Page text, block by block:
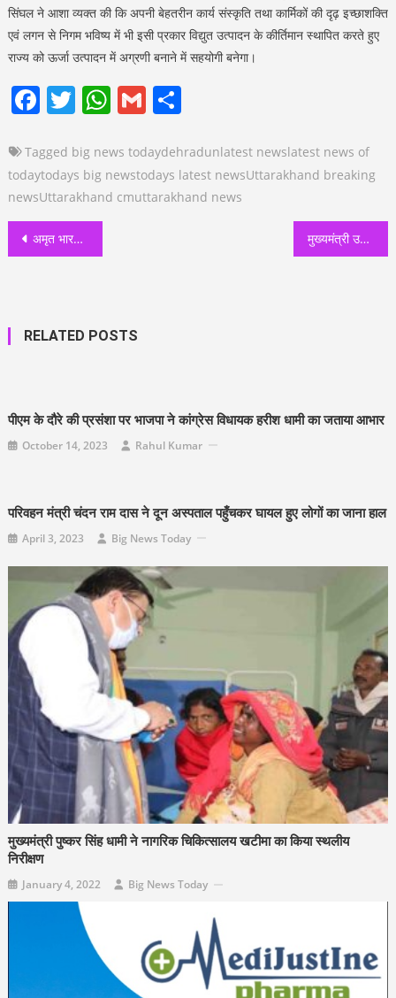
सिंघल ने आशा व्यक्त की कि अपनी बेहतरीन कार्य संस्कृति तथा कार्मिकों की दृढ़ इच्छाशक्ति
एवं लगन से निगम भविष्य में भी इसी प्रकार विद्युत उत्पादन के कीर्तिमान स्थापित करते हुए
राज्य को ऊर्जा उत्पादन में अग्रणी बनाने में सहयोगी बनेगा।
Facebook
Twitter
WhatsApp
GmailShare
Tagged big news todaydehradunlatest newslatest news of
todaytodays big newstodays latest newsUttarakhand breaking
newsUttarakhand cmuttarakhand news
Post
अमृत भारत में 508 रेलवे स्टेशन उच्चीकृत करने की पीएम मोदी ने रखी आधारशिला, उत्तराखंड के 3 रेलवे स्टेशन शामिल मुख्यमंत्री उदीयमान उन्नयन खेल छात्रवृत्ति योजना के लिए खेल मैदान में चयन प्रक्रिया
RELATED POSTS
पीएम के दौरे की प्रसंशा पर भाजपा ने कांग्रेस विधायक हरीश धामी का जताया आभार
October 14, 2023 Rahul Kumar
परिवहन मंत्री चंदन राम दास ने दून अस्पताल पहुँचकर घायल हुए लोगों का जाना हाल
April 3, 2023 Big News Today
मुख्यमंत्री पुष्कर सिंह धामी ने नागरिक चिकित्सालय खटीमा का किया स्थलीय
निरीक्षण
January 4, 2022 Big News Today